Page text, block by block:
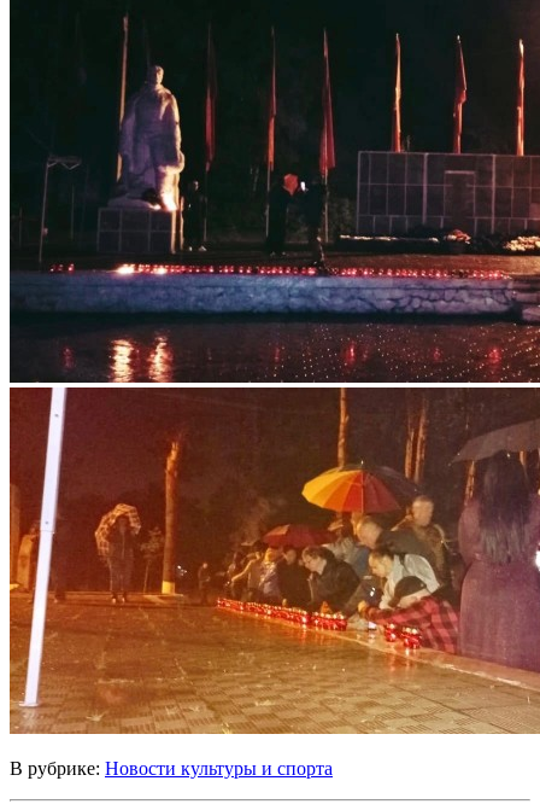
В рубрике: Новости культуры и спорта